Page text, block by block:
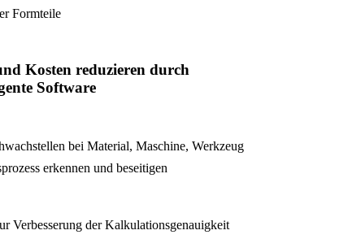
Formteile
Kosten reduzieren durch
Software
bei Material, Maschine, Werkzeug
erkennen und beseitigen
Verbesserung der Kalkulationsgenauigkeit